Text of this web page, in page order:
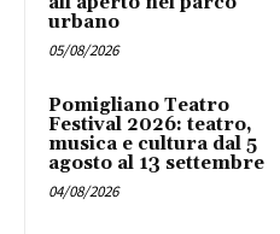
urbano
05/08/2026
Pomigliano Teatro
Festival 2026: teatro,
musica e cultura dal 5
agosto al 13 settembre
04/08/2026